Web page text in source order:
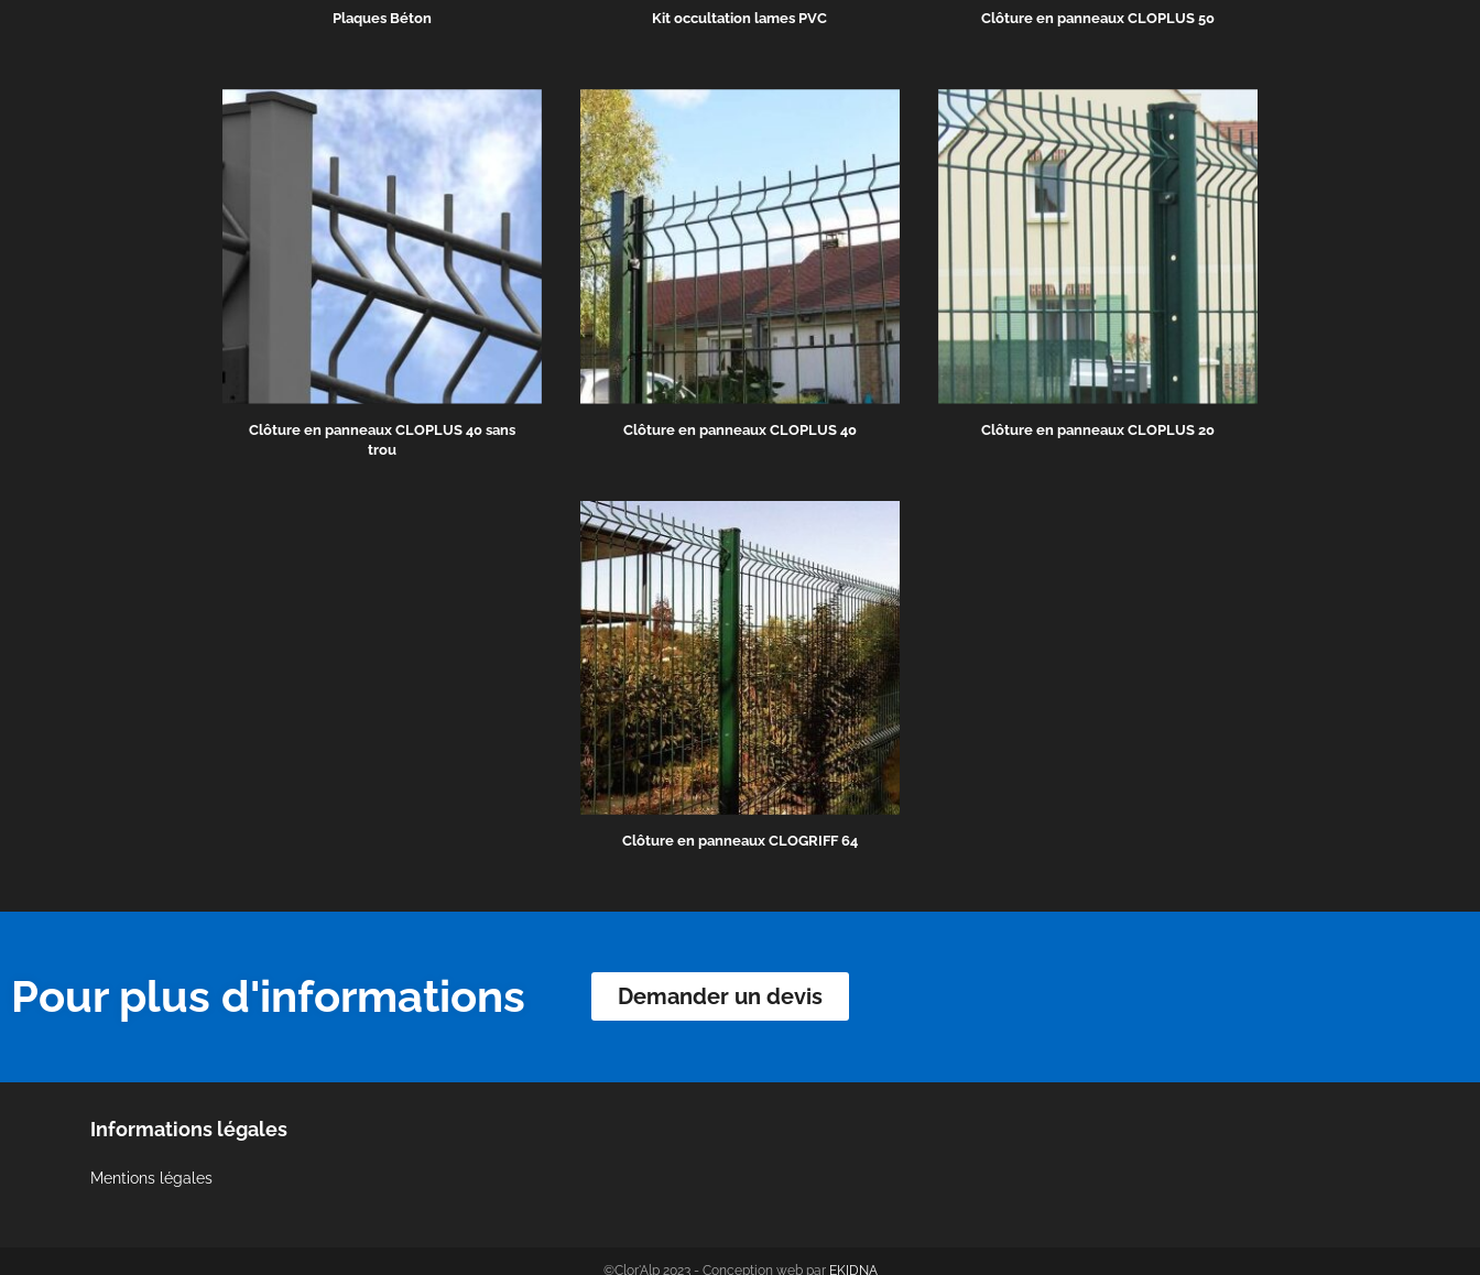
Plaques Béton Kit occultation lames PVC Clôture en panneaux CLOPLUS 50
Clôture en panneaux CLOPLUS 40 sans
trou
Clôture en panneaux CLOPLUS 40 Clôture en panneaux CLOPLUS 20
Clôture en panneaux CLOGRIFF 64
Pour plus d'informations Demander un devis
Informations légales
Mentions légales
©Clor'Alp 2023 - Conception web par EKIDNA